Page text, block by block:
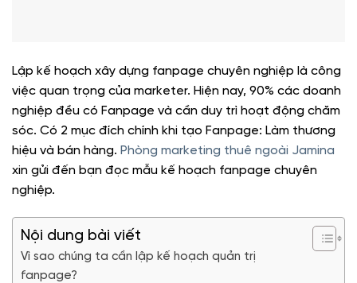
Lập kế hoạch xây dựng fanpage chuyên nghiệp là công
việc quan trọng của marketer. Hiện nay, 90% các doanh
nghiệp đều có Fanpage và cần duy trì hoạt động chăm
sóc. Có 2 mục đích chính khi tạo Fanpage: Làm thương
hiệu và bán hàng. Phòng marketing thuê ngoài Jamina
xin gửi đến bạn đọc mẫu kế hoạch fanpage chuyên
nghiệp.
Nội dung bài viết
Vì sao chúng ta cần lập kế hoạch quản trị
fanpage?